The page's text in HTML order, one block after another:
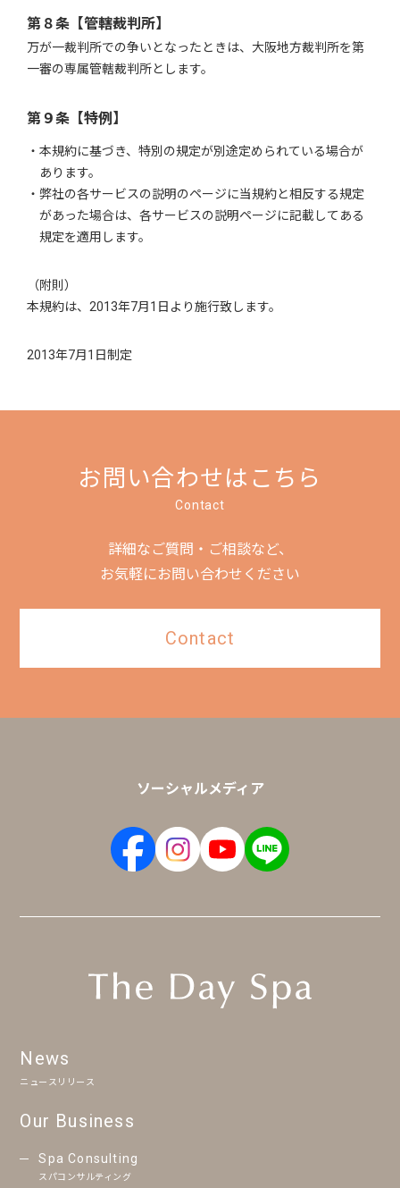
第８条【管轄裁判所】
万が一裁判所での争いとなったときは、大阪地方裁判所を第
一審の専属管轄裁判所とします。
第９条【特例】
本規約に基づき、特別の規定が別途定められている場合が
あります。
弊社の各サービスの説明のページに当規約と相反する規定
があった場合は、各サービスの説明ページに記載してある
規定を適用します。
（附則）
本規約は、2013年7月1日より施行致します。
2013年7月1日制定
お問い合わせはこちら
Contact
詳細なご質問・ご相談など、
お気軽にお問い合わせください
Contact
ソーシャルメディア
News
ニュースリリース
Our Business
Spa Consulting
スパコンサルティング